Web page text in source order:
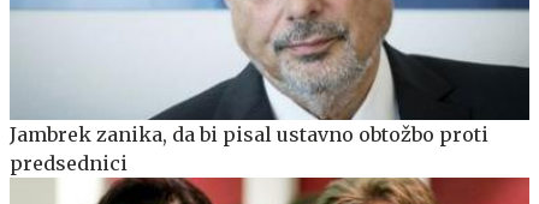
Jambrek zanika, da bi pisal ustavno obtožbo proti
predsednici